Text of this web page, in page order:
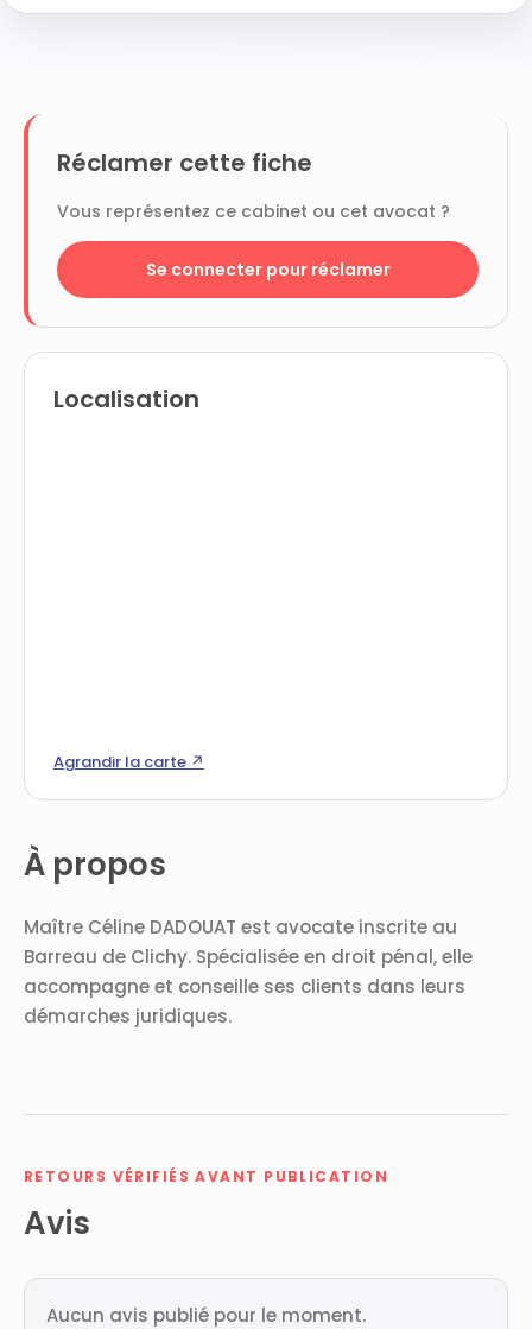
À propos
Maître Céline DADOUAT est avocate inscrite au
Barreau de Clichy. Spécialisée en droit pénal, elle
accompagne et conseille ses clients dans leurs
démarches juridiques.
RETOURS VÉRIFIÉS AVANT PUBLICATION
Avis
Aucun avis publié pour le moment.
Réclamer cette fiche
Vous représentez ce cabinet ou cet avocat ?
Se connecter pour réclamer
Localisation
Agrandir la carte ↗